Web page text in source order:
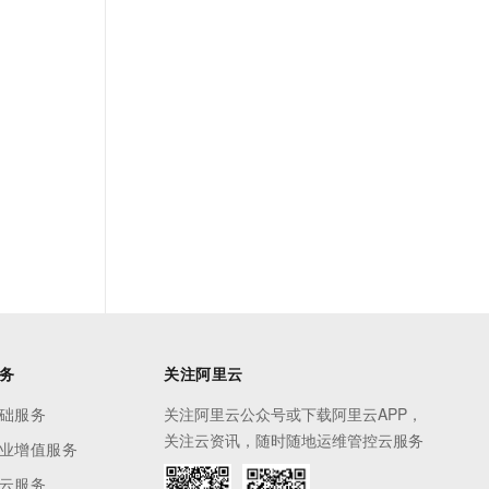
服务
增值服务
服务
关注阿里云
关注阿里云公众号或下载阿里云APP，
关注云资讯，随时随地运维管控云服务